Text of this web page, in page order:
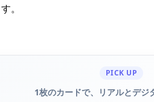
す。
PICK UP
1枚のカードで、リアルとデジ